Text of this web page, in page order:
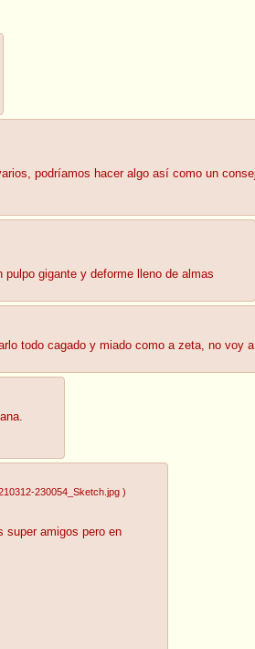
podríamos hacer algo así como un
gigante y deforme lleno de almas
todo cagado y miado como a zeta, no voy
230054_Sketch.jpg )
super amigos pero en